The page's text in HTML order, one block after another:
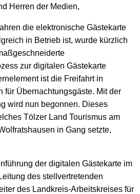
Herren der Medien,
die elektronische Gästekarte
in Betrieb ist, wurde kürzlich
zur digitalen Gästekarte
ist die Freifahrt in
für Übernachtungsgäste. Mit der
wird nun begonnen. Dieses
Tölzer Land Tourismus am
in Gang setzte,
der digitalen Gästekarte im
des stellvertretenden
des Landkreis-Arbeitskreises für